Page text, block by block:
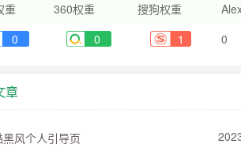
重 360权重 搜狗权重
0
0 1 0
章
风个人引导页